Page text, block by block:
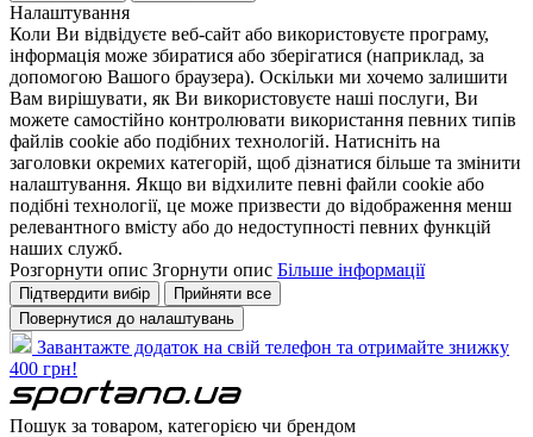
Налаштування
Коли Ви відвідуєте веб-сайт або використовуєте програму,
інформація може збиратися або зберігатися (наприклад, за
допомогою Вашого браузера). Оскільки ми хочемо залишити
Вам вирішувати, як Ви використовуєте наші послуги, Ви
можете самостійно контролювати використання певних типів
файлів cookie або подібних технологій. Натисніть на
заголовки окремих категорій, щоб дізнатися більше та змінити
налаштування. Якщо ви відхилите певні файли cookie або
подібні технології, це може призвести до відображення менш
релевантного вмісту або до недоступності певних функцій
наших служб.
Розгорнути опис Згорнути опис Більше інформації
Підтвердити вибір
Прийняти все
Повернутися до налаштувань
Завантажте додаток на свій телефон та отримайте знижку
400 грн!
Пошук за товаром, категорією чи брендом